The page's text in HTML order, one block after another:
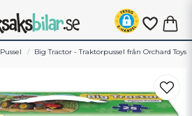
Pussel Big Tractor - Traktorpussel från Orchard Toys